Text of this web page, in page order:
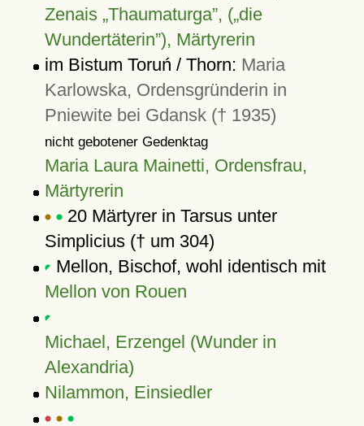
Zenais Thaumaturga , ( die
Wundertäterin ), Märtyrerin
im Bistum Toruń / Thorn: Maria
Karlowska, Ordensgründerin in
Pniewite bei Gdansk († 1935)
nicht gebotener Gedenktag
Maria Laura Mainetti, Ordensfrau,
Märtyrerin
20 Märtyrer in Tarsus unter
Simplicius († um 304)
Mellon, Bischof, wohl identisch mit
Mellon von Rouen
Michael, Erzengel (Wunder in
Alexandria)
Nilammon, Einsiedler